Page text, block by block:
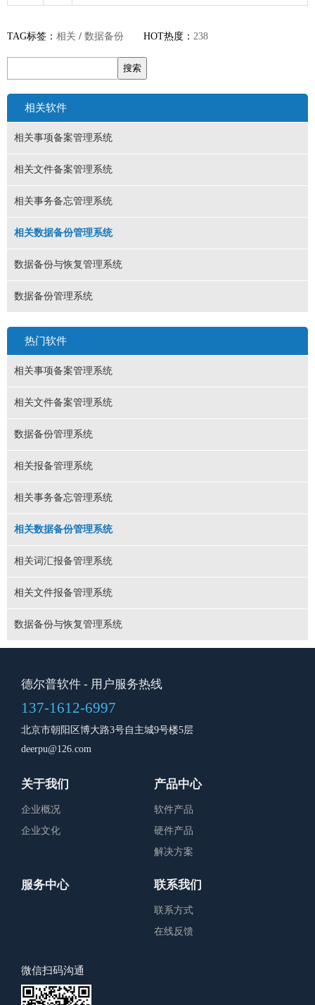
TAG标签： 相关 / 数据备份 HOT热度： 238
相关软件
相关事项备案管理系统
相关文件备案管理系统
相关事务备忘管理系统
相关数据备份管理系统
数据备份与恢复管理系统
数据备份管理系统
热门软件
相关事项备案管理系统
相关文件备案管理系统
数据备份管理系统
相关报备管理系统
相关事务备忘管理系统
相关数据备份管理系统
相关词汇报备管理系统
相关文件报备管理系统
数据备份与恢复管理系统
德尔普软件 - 用户服务热线
137-1612-6997
北京市朝阳区博大路3号自主城9号楼5层
deerpu@126.com
关于我们
企业概况
企业文化
产品中心
软件产品
硬件产品
解决方案
服务中心 联系我们
联系方式
在线反馈
微信扫码沟通